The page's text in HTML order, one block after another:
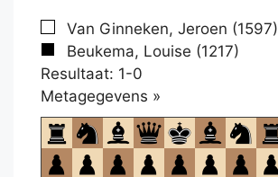
Van Ginneken, Jeroen (1597)
Beukema, Louise (1217)
Resultaat: 1-0
Metagegevens »
om
te
openen.